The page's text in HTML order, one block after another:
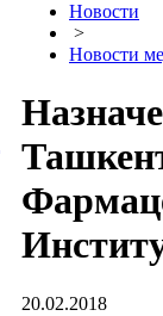
Новости
>
Новости
20.02.2018